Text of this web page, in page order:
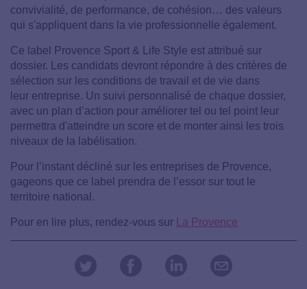
convivialité, de performance, de cohésion… des valeurs
qui s'appliquent dans la vie professionnelle également.
Ce label Provence Sport & Life Style est attribué sur
dossier. Les candidats devront répondre à des critères de
sélection sur les conditions de travail et de vie dans
leur entreprise. Un suivi personnalisé de chaque dossier,
avec un plan d’action pour améliorer tel ou tel point leur
permettra d'atteindre un score et de monter ainsi les trois
niveaux de la labélisation.
Pour l’instant décliné sur les entreprises de Provence,
gageons que ce label prendra de l’essor sur tout le
territoire national.
Pour en lire plus, rendez-vous sur La Provence